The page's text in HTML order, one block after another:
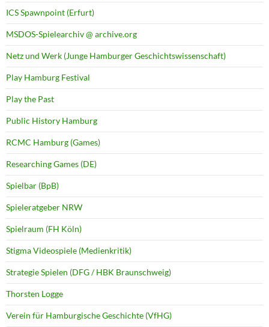
ICS Spawnpoint (Erfurt)
MSDOS-Spielearchiv @ archive.org
Netz und Werk (Junge Hamburger Geschichtswissenschaft)
Play Hamburg Festival
Play the Past
Public History Hamburg
RCMC Hamburg (Games)
Researching Games (DE)
Spielbar (BpB)
Spieleratgeber NRW
Spielraum (FH Köln)
Stigma Videospiele (Medienkritik)
Strategie Spielen (DFG / HBK Braunschweig)
Thorsten Logge
Verein für Hamburgische Geschichte (VfHG)